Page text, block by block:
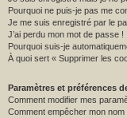
Pourquoi ne puis-je pas me
Je me suis enregistré par le
J’ai perdu mon mot de passe !
Pourquoi suis-je
À quoi sert « Supprimer les
Paramètres et préférences
Comment modifier mes
Comment empêcher mon